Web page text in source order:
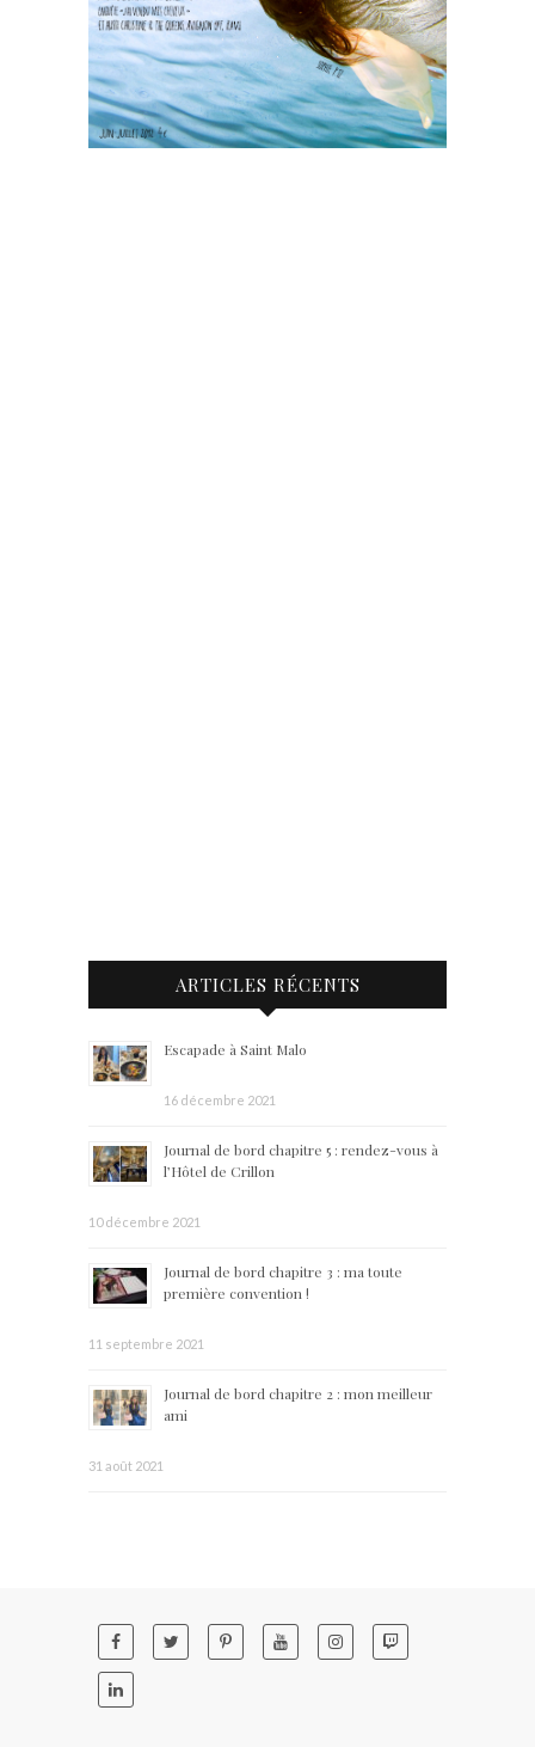
ARTICLES RÉCENTS
Escapade à Saint Malo
16 décembre 2021
Journal de bord chapitre 5 : rendez-vous à
l’Hôtel de Crillon
10 décembre 2021
Journal de bord chapitre 3 : ma toute
première convention !
11 septembre 2021
Journal de bord chapitre 2 : mon meilleur
ami
31 août 2021